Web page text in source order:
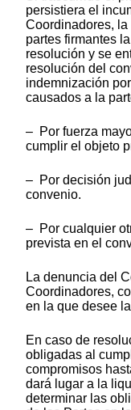
persistiera el
Coordinadores,
partes firmantes
resolución y se
resolución del
indemnización
causados a la
– Por fuerza
cumplir el objeto
– Por decisión
convenio.
– Por cualquier
prevista en el
La denuncia del
Coordinadores,
en la que desee
En caso de
obligadas al
compromisos
dará lugar a la
determinar las